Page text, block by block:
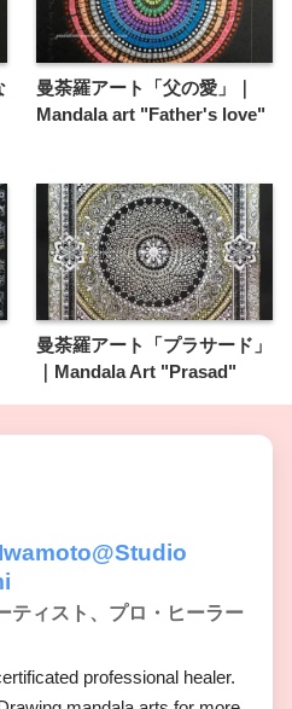
曼荼羅アート「父の愛」｜
Mandala art "Father's love"
曼荼羅アート「プラサード」
｜Mandala Art "Prasad"
ティスト、プロ・ヒーラー
professional healer.